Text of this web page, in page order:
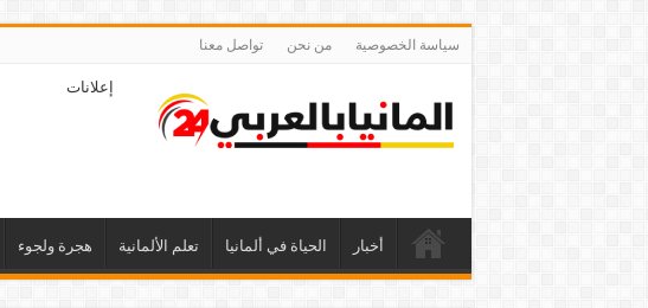
سياسة الخصوصية من نحن تواصل معنا
إعلانات
أخبار الحياة في ألمانيا تعلم الألمانية هجرة ولجوء